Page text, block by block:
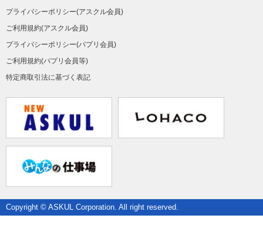
プライバシーポリシー(アスクル会員)
ご利用規約(アスクル会員)
プライバシーポリシー(パプリ会員)
ご利用規約(パプリ会員等)
特定商取引法に基づく表記
Copyright © ASKUL Corporation. All right reserved.